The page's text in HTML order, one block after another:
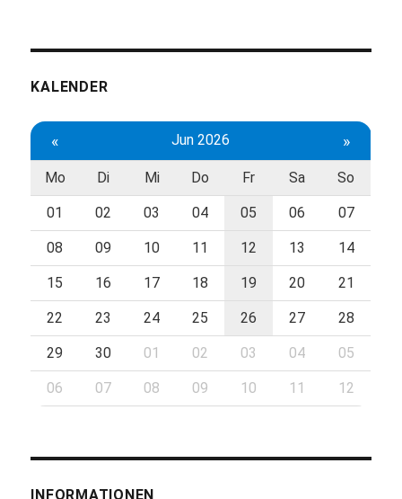
KALENDER
« Jun 2026 »
Mo Di Mi Do Fr Sa So
01 02 03 04 05 06 07
08 09 10 11 12 13 14
15 16 17 18 19 20 21
22 23 24 25 26 27 28
29 30 01 02 03 04 05
06 07 08 09 10 11 12
INFORMATIONEN